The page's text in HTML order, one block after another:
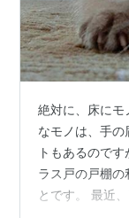
絶対に、床に
なモノは、手
トもあるので
ラス戸の戸棚の
とです。 最近